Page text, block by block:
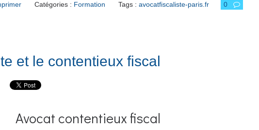
Catégories : Formation Tags :avocatfiscaliste-paris.fr 0
et le contentieux fiscal
Avocat contentieux fiscal